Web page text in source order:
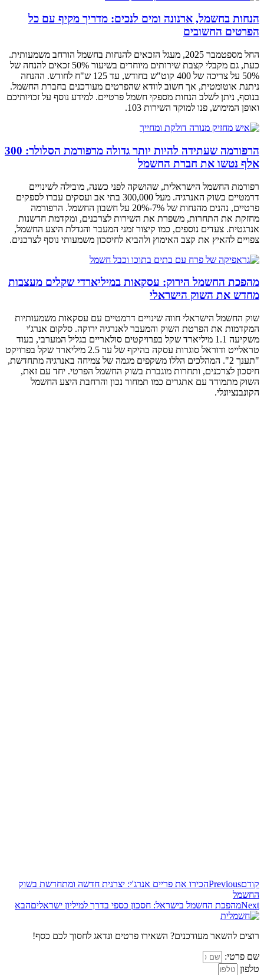
הנחות בחשמל, ארנונה ומים לנכים: מדריך מקיף עם כל
הפרטים החשובים
החל מספטמבר 2025, מעגל הזכאים להנחות בחשמל הורחב משמעותית.
כעת, גם מקבלי קצבת שירותים מיוחדים בשיעור 50% זכאים להנחה של
50% על צריכה של 400 קוט"ש בחודש, עד 125 ש"ח לחודש. ההנחה
ניתנת אוטומטית, אך חשוב לוודא שהפרטים מעודכנים בחברת החשמל.
בנוסף, ניתן לשלב הנחות מספקי חשמל פרטיים. למידע נוסף על זכויותיכם
ואופן המימוש, פנו למוקד השירות 103.
הרפורמה שעתידה להיות יותר גדולה מרפורמת הסלולר: 300
אלף נטשו את חברת החשמל
רפורמת החשמל הישראלית, שהושקה לפני כשנה, מובילה לשינויים
דרמטיים בשוק האנרגיה. מעל 300,000 בתי אב ועסקים עברו לספקים
פרטיים, נהנים מהנחות של 7%-20% על חשבון החשמל. הרפורמה
מחזקת את התחרות, משפרת את השירות לצרכנים, ומקדמת חדשנות
אנרגטית. צעדים נוספים, כמו קיצור זמני המעבר והגדלת היצע החשמל,
צפויים להאיץ את קצב האימוץ ולהביא לחיסכון משמעותי נוסף לצרכנים.
מהפכת החשמל הירוק: עסקאות במיליארדי שקלים מעצבות
מחדש את השוק הישראלי
שוק החשמל הישראלי חווה שינויים דרמטיים עם עסקאות משמעותיות
המקדמות את הפרטת השוק והמעבר לאנרגיה ירוקה. סלקום אנרג'י
משקיעה 1.1 מיליארד שקל בפרויקטים סולאריים בגליל המערבי, בעוד
טראלייט ודוראל סוגרות עסקה בהיקף של עד 2.5 מיליארד שקל בפרויקט
"תענך 2". המהלכים הללו משקפים מגמה של צמיחה באנרגיה מתחדשת,
חיסכון לצרכנים, ותחרות מוגברת בשוק החשמל הפרטי. יחד עם זאת,
השוק מתמודד עם אתגרים כמו תמחור נכון והרחבת היצע החשמל
הקונבנציונלי.
קודםPreviousהכירו את פריים אנרג'י: יצרנית חדשה ומתחדשת בשוק
החשמל
Nextמהפכת החשמל בישראל: חסכון כספי בדרך למיליון ישראליםהבא
רוצים להשאר מעודכנים? השאירו פרטים ונדאג לחסוך לכם כסף!
שם פרטי:
טלפון